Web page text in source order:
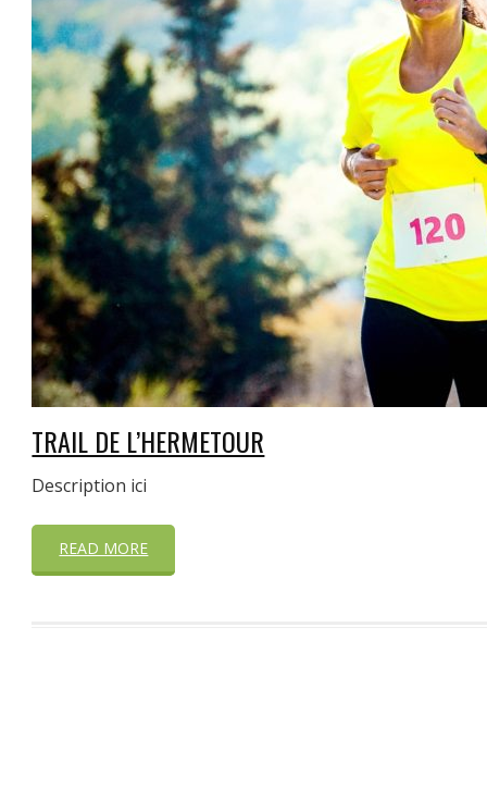
TRAIL DE L’HERMETOUR
Description ici
READ MORE